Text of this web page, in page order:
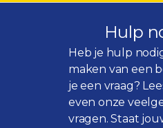
Hulp
Heb je hulp
maken van een
je een vraag?
even onze
vragen. Staat